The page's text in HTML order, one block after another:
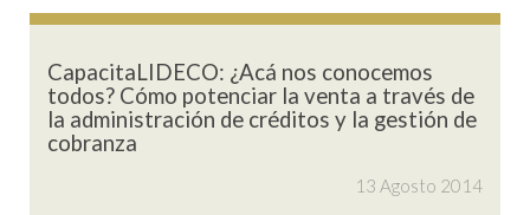
CapacitaLIDECO: ¿Acá nos conocemos
todos? Cómo potenciar la venta a través de
la administración de créditos y la gestión de
cobranza
13 Agosto 2014